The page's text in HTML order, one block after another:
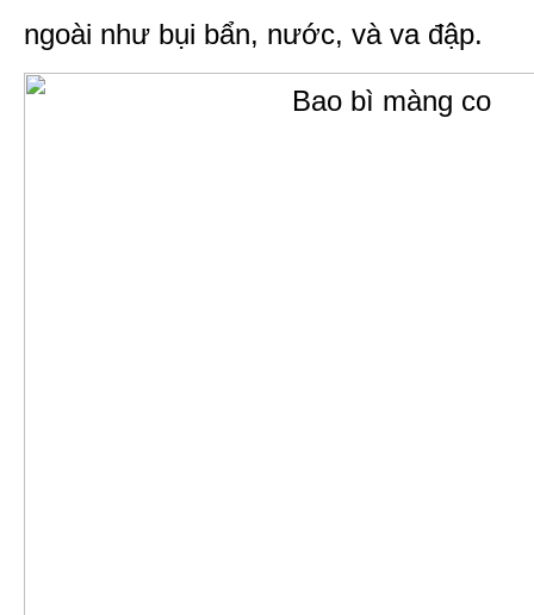
ngoài như bụi bẩn, nước, và va đập.